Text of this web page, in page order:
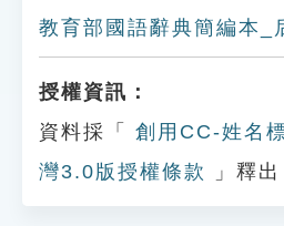
教育部國語辭典簡編本_
授權資訊：
資料採「
創用CC-姓名
灣3.0版授權條款
」釋出